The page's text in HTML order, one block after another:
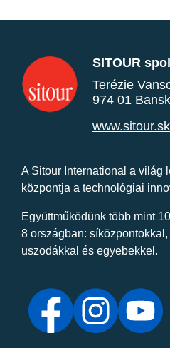
SITOUR
Terézie
974 01
www.sitour.sk
A Sitour International a világ
központja a technológiai
Együttműködünk több mint
8 országban:
uszodákkal és egyebekkel.